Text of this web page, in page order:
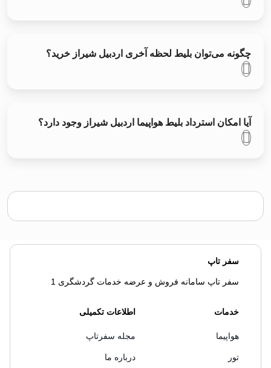
چگونه می‌توان بلیط لحظه آخری اردبیل شیراز خرید؟
آیا امکان استرداد بلیط هواپیما اردبیل شیراز وجود دارد؟
سفر تاپ
سفر تاپ سامانه فروش و عرضه خدمات گردشگری 1
خدمات
هواپیما
تور
اطلاعات تکمیلی
مجله سفرتاپ
درباره ما